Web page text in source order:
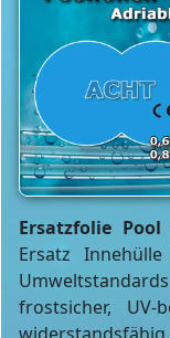
Ersatzfolie
Ersatz
frostsicher, UV-